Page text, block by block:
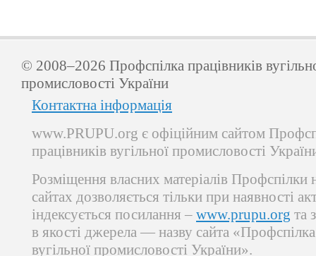
© 2008–2026 Профспілка працівників
промисловості України
Контактна інформація
www.PRUPU.org є офіційним сайтом
працівників вугільної промисловості
Розміщення власних матеріалів Профспілки
сайтах дозволяється тільки при наявності
індексується посилання – www.prupu.org та
в якості джерела — назву сайта «Профспілка
вугільної промисловості України».